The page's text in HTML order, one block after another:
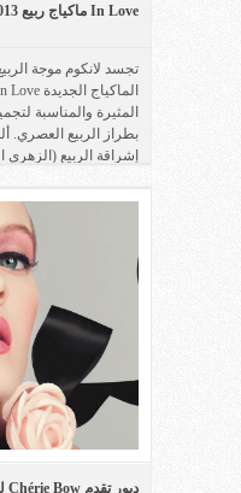
In Love ماكياج ربيع 2013 من لانكوم
تجسد لانكوم موجة
المثيرة والمناسبة
بطراز الربيع العصري.
إشراقة الربيع (الزهري
ديور تقدم Chérie Bow لربيع زهري